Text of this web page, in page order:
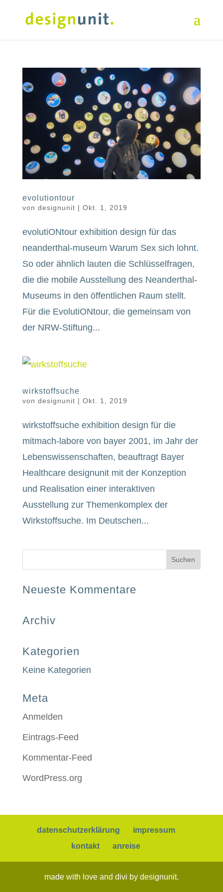
evolutiontour
von designunit | Okt. 1, 2019
evolutiONtour exhibition design für das
neanderthal-museum Warum Sex sich lohnt.
So oder ähnlich lauten die Schlüsselfragen,
die die mobile Ausstellung des Neanderthal-
Museums in den öffentlichen Raum stellt.
Für die EvolutiONtour, die gemeinsam von
der NRW-Stiftung...
wirkstoffsuche
von designunit | Okt. 1, 2019
wirkstoffsuche exhibition design für die
mitmach-labore von bayer 2001, im Jahr der
Lebenswissenschaften, beauftragt Bayer
Healthcare designunit mit der Konzeption
und Realisation einer interaktiven
Ausstellung zur Themenkomplex der
Wirkstoffsuche. Im Deutschen...
Neueste Kommentare
Archiv
Kategorien
Keine Kategorien
Meta
Anmelden
Eintrags-Feed
Kommentar-Feed
WordPress.org
datenschutzerklärung
impressum
kontakt
anreise
made with love and divi by designunit.